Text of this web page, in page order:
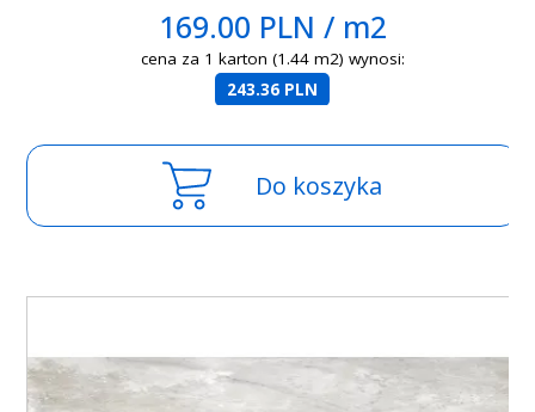
169.00 PLN / m2
cena za 1 karton (1.44 m2) wynosi:
243.36 PLN
Do koszyka